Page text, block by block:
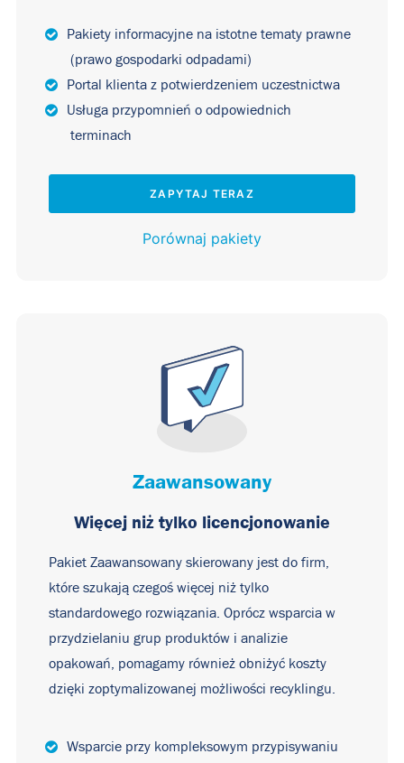
Pakiety informacyjne na istotne tematy prawne
(prawo gospodarki odpadami)
Portal klienta z potwierdzeniem uczestnictwa
Usługa przypomnień o odpowiednich
terminach
ZAPYTAJ TERAZ
Porównaj pakiety
Zaawansowany
Więcej niż tylko licencjonowanie
Pakiet Zaawansowany skierowany jest do firm,
które szukają czegoś więcej niż tylko
standardowego rozwiązania. Oprócz wsparcia w
przydzielaniu grup produktów i analizie
opakowań, pomagamy również obniżyć koszty
dzięki zoptymalizowanej możliwości recyklingu.
Wsparcie przy kompleksowym przypisywaniu